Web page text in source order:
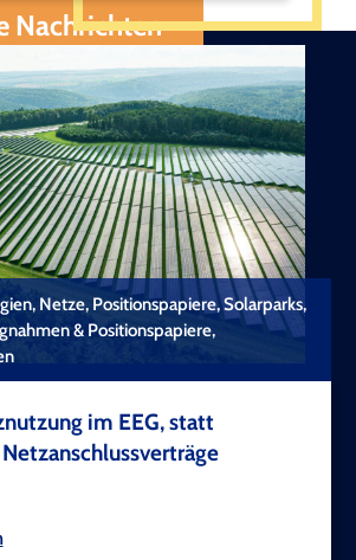
Nachrichten
Netze, Positionspapiere, Solarparks,
& Positionspapiere,
im EEG, statt